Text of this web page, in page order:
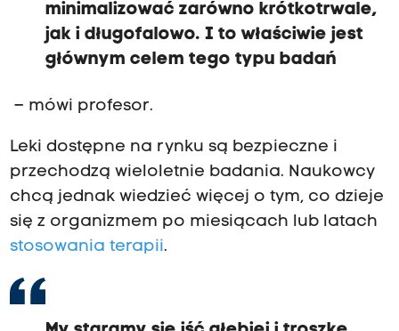
minimalizować zarówno krótkotrwale,
jak i długofalowo. I to właściwie jest
głównym celem tego typu badań
– mówi profesor.
Leki dostępne na rynku są bezpieczne i
przechodzą wieloletnie badania. Naukowcy
chcą jednak wiedzieć więcej o tym, co dzieje
się z organizmem po miesiącach lub latach
stosowania terapii.